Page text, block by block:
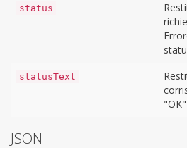
status
statusText
JSON